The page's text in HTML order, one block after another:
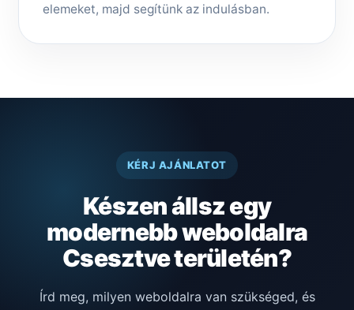
elemeket, majd segítünk az indulásban.
KÉRJ AJÁNLATOT
Készen állsz egy
modernebb weboldalra
Csesztve területén?
Írd meg, milyen weboldalra van szükséged, és